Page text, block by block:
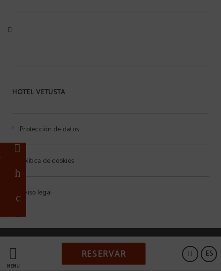
MENÚ
ES
RESERVAR
HOTEL VETUSTA
Protección de datos
Política de cookies
Aviso legal
Powered by Keytel